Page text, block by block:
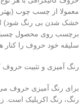
معمولا از چسب چوب
خشک شدن بی رنگ شود)
برچسب روی محصول
سلیقه خود حروف را کنار
رنگ آمیزی و تثبیت حروف
برای رنگ آمیزی حروف
رنگ، رنگ اکریلیک است.